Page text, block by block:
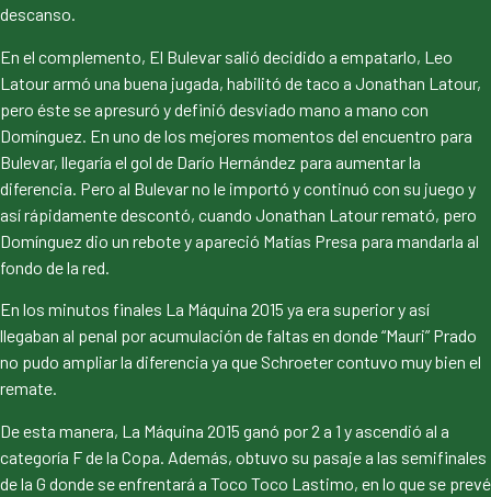
descanso.
En el complemento, El Bulevar salió decidido a empatarlo, Leo
Latour armó una buena jugada, habilitó de taco a Jonathan Latour,
pero éste se apresuró y definió desviado mano a mano con
Domínguez. En uno de los mejores momentos del encuentro para
Bulevar, llegaría el gol de Darío Hernández para aumentar la
diferencia. Pero al Bulevar no le importó y continuó con su juego y
así rápidamente descontó, cuando Jonathan Latour remató, pero
Domínguez dio un rebote y apareció Matías Presa para mandarla al
fondo de la red.
En los minutos finales La Máquina 2015 ya era superior y así
llegaban al penal por acumulación de faltas en donde “Mauri” Prado
no pudo ampliar la diferencia ya que Schroeter contuvo muy bien el
remate.
De esta manera, La Máquina 2015 ganó por 2 a 1 y ascendió al a
categoría F de la Copa. Además, obtuvo su pasaje a las semifinales
de la G donde se enfrentará a Toco Toco Lastimo, en lo que se prevé